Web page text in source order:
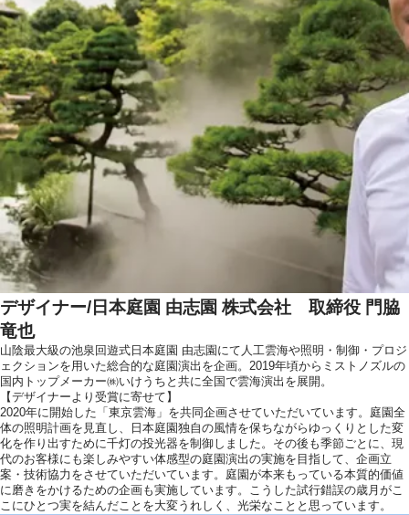
デザイナー/日本庭園 由志園 株式会社 取締役 門脇
竜也
山陰最大級の池泉回遊式日本庭園 由志園にて人工雲海や照明・制御・プロジ
ェクションを用いた総合的な庭園演出を企画。2019年頃からミストノズルの
国内トップメーカー㈱いけうちと共に全国で雲海演出を展開。
【デザイナーより受賞に寄せて】
2020年に開始した「東京雲海」を共同企画させていただいています。庭園全
体の照明計画を見直し、日本庭園独自の風情を保ちながらゆっくりとした変
化を作り出すために千灯の投光器を制御しました。その後も季節ごとに、現
代のお客様にも楽しみやすい体感型の庭園演出の実施を目指して、企画立
案・技術協力をさせていただいています。庭園が本来もっている本質的価値
に磨きをかけるための企画も実施しています。こうした試行錯誤の歳月がこ
こにひとつ実を結んだことを大変うれしく、光栄なことと思っています。